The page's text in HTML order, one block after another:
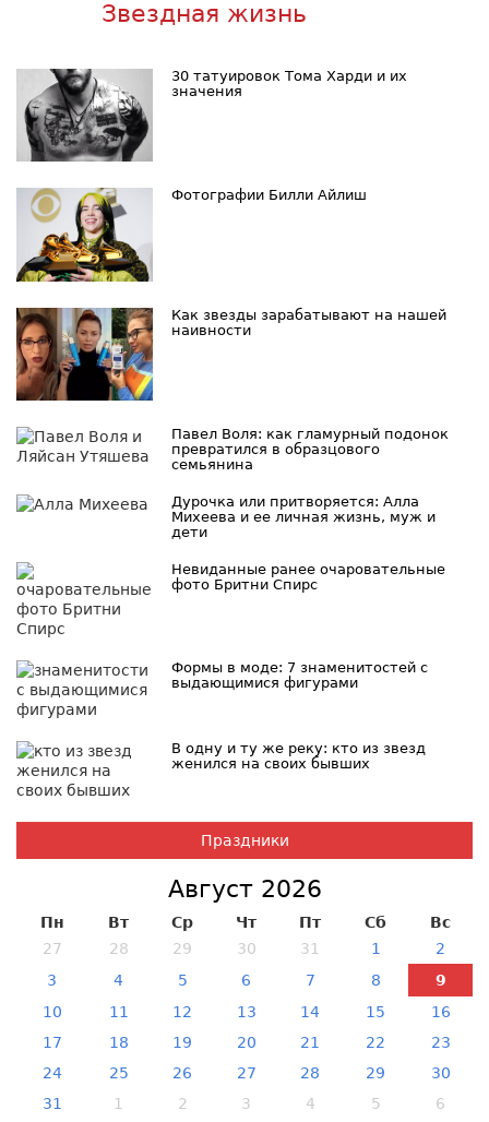
Звездная жизнь
30 татуировок Тома Харди и их
значения
Фотографии Билли Айлиш
Как звезды зарабатывают на нашей
наивности
Павел Воля: как гламурный подонок
превратился в образцового
семьянина
Дурочка или притворяется: Алла
Михеева и ее личная жизнь, муж и
дети
Невиданные ранее очаровательные
фото Бритни Спирс
Формы в моде: 7 знаменитостей с
выдающимися фигурами
В одну и ту же реку: кто из звезд
женился на своих бывших
Праздники
Август 2026
Пн Вт Ср Чт Пт Сб
Вс
27
28 29 30 31 1
2
3
4 5 6 7 8
9
10
11 12 13 14 15
16
17
18 19 20 21 22
23
24
25 26 27 28 29
30
31
1 2 3 4 5 6